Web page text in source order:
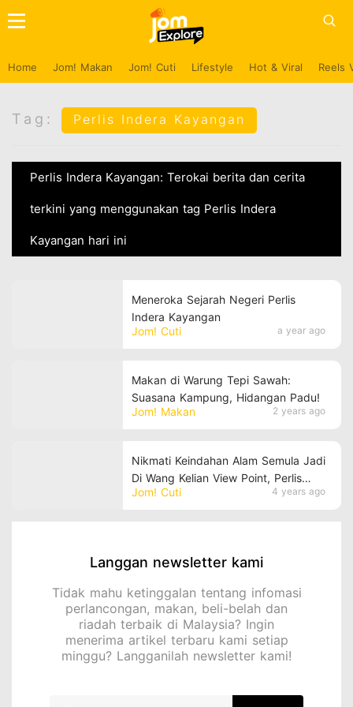
Home Jom! Makan Jom! Cuti Lifestyle Hot & Viral Reels
Tag: Perlis Indera Kayangan
Perlis Indera Kayangan: Terokai berita dan cerita
terkini yang menggunakan tag Perlis Indera
Kayangan hari ini
Jom! Cuti a year ago
Meneroka Sejarah Negeri Perlis
Indera Kayangan
Jom! Makan 2 years ago
Makan di Warung Tepi Sawah:
Suasana Kampung, Hidangan Padu!
Jom! Cuti 4 years ago
Nikmati Keindahan Alam Semula Jadi
Di Wang Kelian View Point, Perlis
Indera Kayangan!
Langgan newsletter kami
Tidak mahu ketinggalan tentang infomasi
perlancongan, makan, beli-belah dan
riadah terbaik di Malaysia? Ingin
menerima artikel terbaru kami setiap
minggu? Langganilah newsletter kami!